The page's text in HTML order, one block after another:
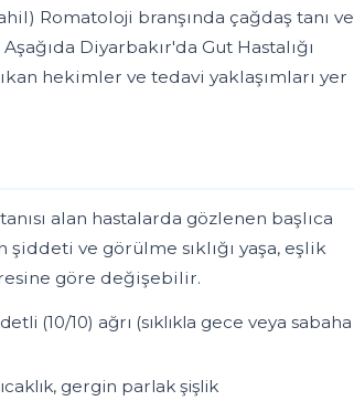
Romatoloji branşında çağdaş tanı ve
Diyarbakır'da Gut Hastalığı
hekimler ve tedavi yaklaşımları yer
alan hastalarda gözlenen başlıca
ve görülme sıklığı yaşa, eşlik
göre değişebilir.
(10/10) ağrı (sıklıkla gece veya sabaha
gergin parlak şişlik